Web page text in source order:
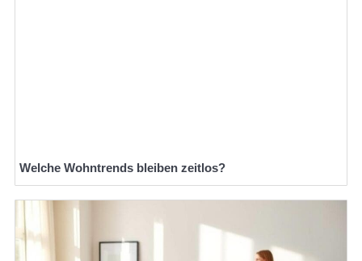
Welche Wohntrends bleiben zeitlos?